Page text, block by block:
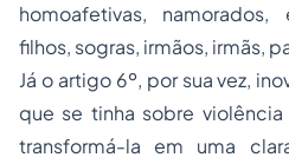
homoafetivas, namorados,
filhos, sogras, irmãos, irmãs,
Já o artigo 6º, por sua vez,
que se tinha sobre
transformá-la em uma